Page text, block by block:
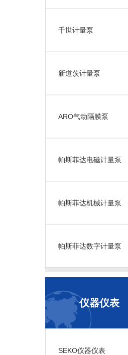
千世计量泵
新道茨计量泵
ARO气动隔膜泵
帕斯菲达电磁计量泵
帕斯菲达机械计量泵
帕斯菲达数字计量泵
仪器仪表
SEKO仪器仪表